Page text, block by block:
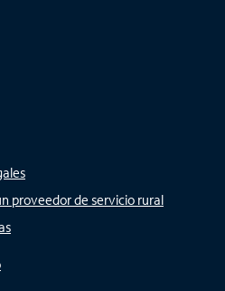
proveedor de servicio rural